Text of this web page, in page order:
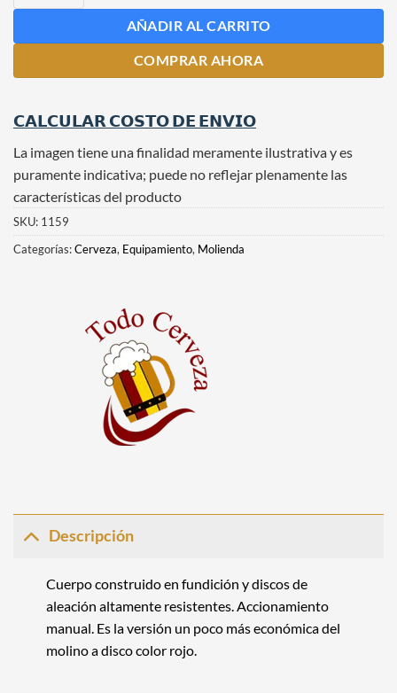
AÑADIR AL CARRITO
COMPRAR AHORA
𝗖𝗔𝗟𝗖𝗨𝗟𝗔𝗥 𝗖𝗢𝗦𝗧𝗢 𝗗𝗘 𝗘𝗡𝗩𝗜𝗢
La imagen tiene una finalidad meramente ilustrativa y es
puramente indicativa; puede no reflejar plenamente las
características del producto
SKU: 1159
Categorías:Cerveza, Equipamiento, Molienda
Descripción
Cuerpo construido en fundición y discos de
aleación altamente resistentes. Accionamiento
manual. Es la versión un poco más económica del
molino a disco color rojo.